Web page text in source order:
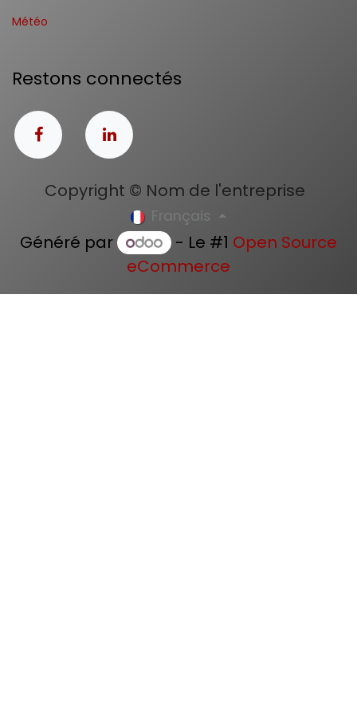
Météo
Restons connectés
Copyright © Nom de l'entreprise
Français
Généré par - Le #1 Open Source
eCommerce